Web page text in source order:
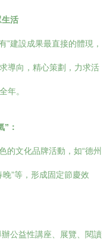
生活
”建設成果最直接的體現，
導向，精心策劃，力求活
年。
”：
的文化品牌活動，如“德州
晚”等，形成固定節慶效
公益性講座、展覽、閱讀